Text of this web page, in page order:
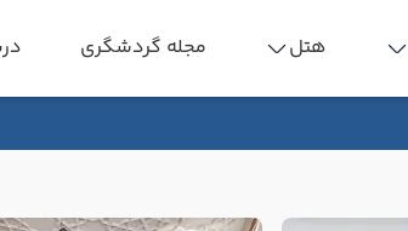
هتل مجله گردشگری